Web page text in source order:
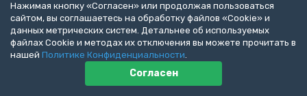
Пациенты от 25 кг 79100
УДАЛЕНИЕ НОВООБРАЗОВАНИЙ В ОБЛАСТИ
В стоимость включены все лекарственные
Нажимая кнопку «Согласен» или продолжая пользоваться
сайтом, вы соглашаетесь на обработку файлов «Cookie» и
данных метрических систем. Детальнее об используемых
файлах Cookie и методах их отключения вы можете прочитать в
нашей Политике Конфиденциальности.
Согласен